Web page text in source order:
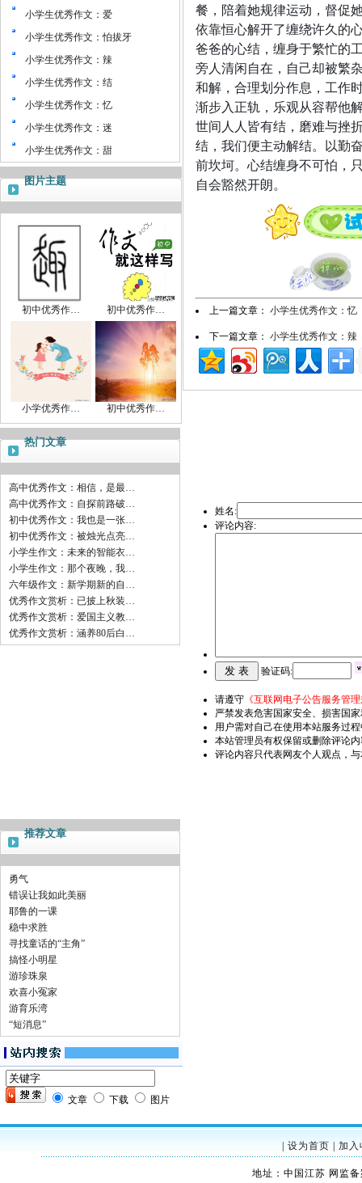
小学生优秀作文：爱
小学生优秀作文：怕拔牙
小学生优秀作文：辣
小学生优秀作文：结
小学生优秀作文：忆
小学生优秀作文：迷
小学生优秀作文：甜
图片主题
初中优秀作… 初中优秀作…
小学优秀作… 初中优秀作…
热门文章
高中优秀作文：相信，是最…
高中优秀作文：自探前路破…
初中优秀作文：我也是一张…
初中优秀作文：被烛光点亮…
小学生作文：未来的智能衣…
小学生作文：那个夜晚，我…
六年级作文：新学期新的自…
优秀作文赏析：已披上秋装…
优秀作文赏析：爱国主义教…
优秀作文赏析：涵养80后白…
推荐文章
勇气
错误让我如此美丽
耶鲁的一课
稳中求胜
寻找童话的“主角”
搞怪小明星
游珍珠泉
欢喜小冤家
游育乐湾
“短消息”
文章 下载 图片
餐，陪着她规律运动，督促
依靠恒心解开了缠绕许久的
爸爸的心结，缠身于繁忙的
旁人清闲自在，自己却被繁
和解，合理划分作息，工作
渐步入正轨，乐观从容帮他
世间人人皆有结，磨难与挫
结，我们便主动解结。以勤
前坎坷。心结缠身不可怕，
自会豁然开朗。
上一篇文章： 小学生优秀作文：忆
下一篇文章： 小学生优秀作文：辣
姓名:
评论内容:
验证码:
请遵守 《互联网电子公告服务管
严禁发表危害国家安全、损害国
用户需对自己在使用本站服务过
本站管理员有权保留或删除评论
评论内容只代表网友个人观点，
设为首页 加入
地址：中国江苏 网监